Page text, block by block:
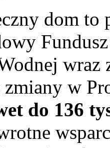
dom
wraz
zmiany w
do 136